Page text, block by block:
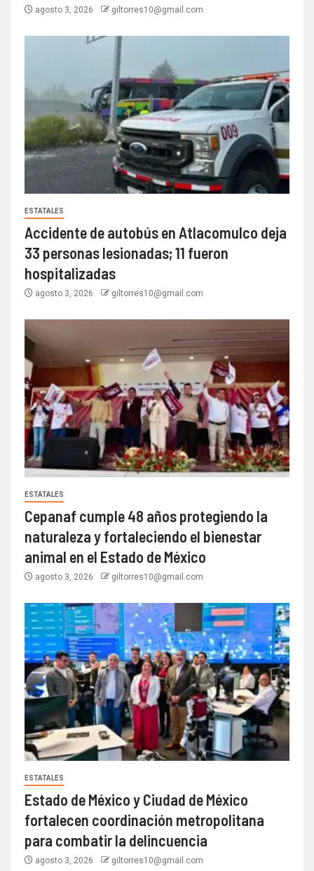
agosto 3, 2026 giltorres10@gmail.com
ESTATALES
Accidente de autobús en Atlacomulco deja
33 personas lesionadas; 11 fueron
hospitalizadas
agosto 3, 2026 giltorres10@gmail.com
ESTATALES
Cepanaf cumple 48 años protegiendo la
naturaleza y fortaleciendo el bienestar
animal en el Estado de México
agosto 3, 2026 giltorres10@gmail.com
ESTATALES
Estado de México y Ciudad de México
fortalecen coordinación metropolitana
para combatir la delincuencia
agosto 3, 2026 giltorres10@gmail.com